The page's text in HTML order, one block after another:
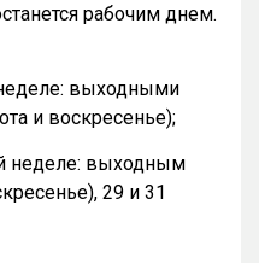
рабочим днем.
выходными
и воскресенье);
неделе: выходным
29 и 31